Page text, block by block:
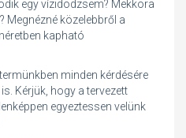
egy vízidodzsem? Mekkora
Megnézné közelebbről a
kapható
minden kérdésére
Kérjük, hogy a tervezett
egyeztessen velünk